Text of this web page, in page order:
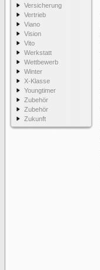
Versicherung
Vertrieb
Viano
Vision
Vito
Werkstatt
Wettbewerb
Winter
X-Klasse
Youngtimer
Zubehör
Zubehör
Zukunft